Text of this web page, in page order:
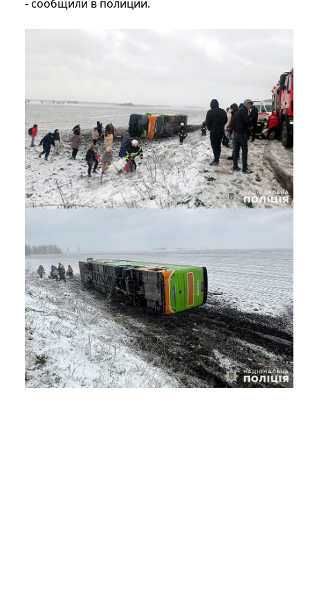
- сообщили в полиции.